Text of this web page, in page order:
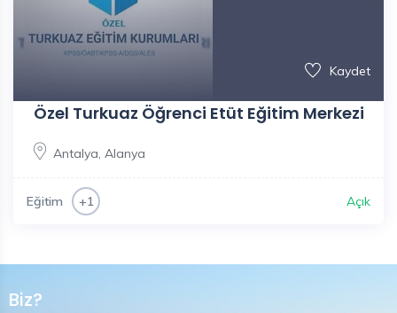
Kaydet
Özel Turkuaz Öğrenci Etüt Eğitim Merkezi
Antalya, Alanya
Eğitim +1 Açık
Biz?